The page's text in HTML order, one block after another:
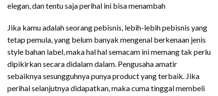
elegan, dan tentu saja perihal ini bisa menambah
Jika kamu adalah seorang pebisnis, lebih-lebih pebisnis yang
tetap pemula, yang belum banyak mengenal berkenaan jenis
style bahan label, maka hal hal semacam ini memang tak perlu
dipikirkan secara didalam dalam. Pengusaha amatir
sebaiknya sesungguhnya punya product yang terbaik. Jika
perihal selanjutnya didapatkan, maka cuma tinggal membeli